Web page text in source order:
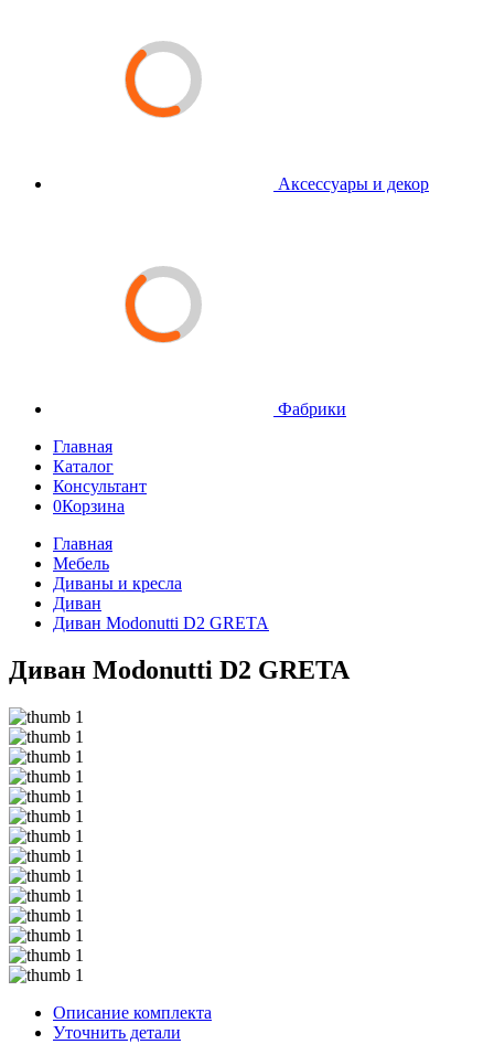
Аксессуары и декор
Фабрики
Главная
Каталог
Консультант
0Корзина
Главная
Мебель
Диваны и кресла
Диван
Диван Modonutti D2 GRETA
Диван Modonutti D2 GRETA
Описание комплекта
Уточнить детали